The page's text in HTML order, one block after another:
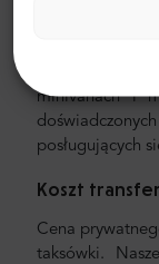
podróżnych
minivanach i
posługujących
Koszt
Cena
taksówki.